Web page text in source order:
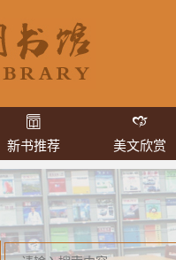
新书推荐 美文欣赏